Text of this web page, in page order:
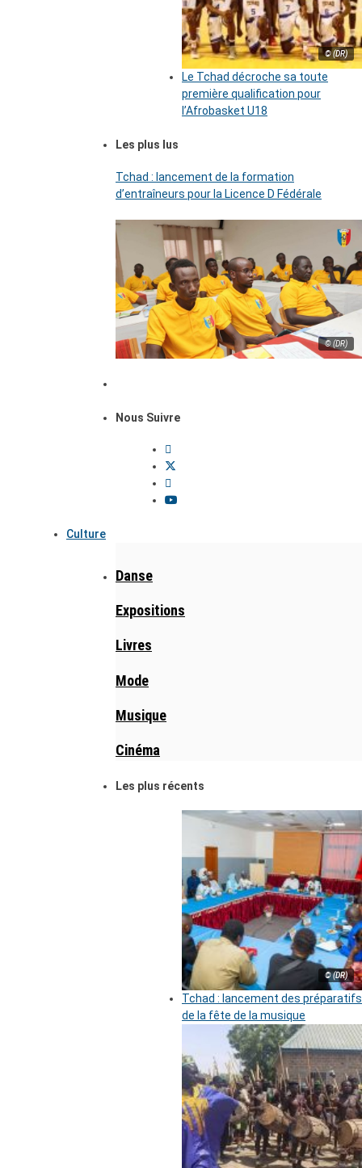
© (DR)
Le Tchad décroche sa toute
première qualification pour
l’Afrobasket U18
Les plus lus
Tchad : lancement de la formation
d’entraîneurs pour la Licence D Fédérale
© (DR)
Nous Suivre
Culture
Danse
Expositions
Livres
Mode
Musique
Cinéma
Les plus récents
© (DR)
Tchad : lancement des préparatifs
de la fête de la musique